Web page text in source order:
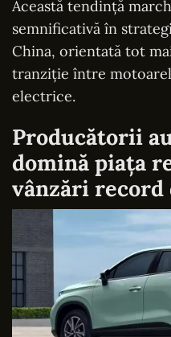
Această tendință
semnificativă în
China, orientată tot
tranziție între
electrice.
Producătorii
domină piața
vânzări record